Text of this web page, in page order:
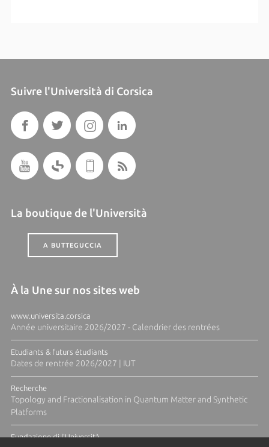
Suivre l'Università di Corsica
La boutique de l'Università
A BUTTEGUCCIA
À la Une sur nos sites web
www.universita.corsica
Année universitaire 2026/2027 - Calendrier des rentrées
Etudiants & futurs étudiants
Dates de rentrée 2026/2027 | IUT
Recherche
Topology and Fractionalisation in Quantum Matter and Synthetic
Platforms
Fundazione di l'Università